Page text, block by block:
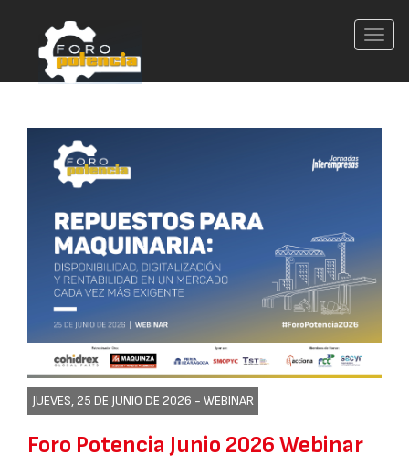
JUEVES, 25 DE JUNIO DE 2026 - WEBINAR
Foro Potencia Junio 2026 Webinar